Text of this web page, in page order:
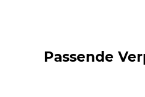
Passende